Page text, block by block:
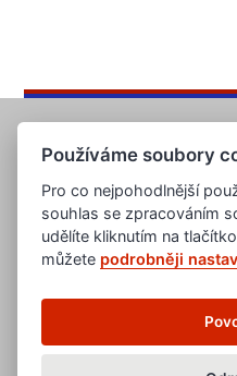
Používáme soubory
Pro co nejpohodlnější
souhlas se zpracováním
udělíte kliknutím na
můžete podrobněji